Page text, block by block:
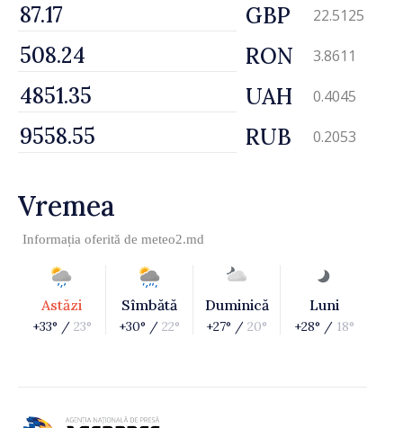
GBP 22.5125
RON 3.8611
UAH 0.4045
RUB 0.2053
Vremea
Informația oferită de meteo2.md
Astăzi
+33° / 23°
Sîmbătă
+30° / 22°
Duminică
+27° / 20°
Luni
+28° / 18°